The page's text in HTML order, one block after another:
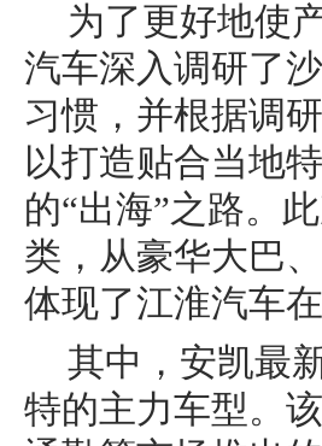
为了更好地使
汽车深入调研了
习惯，并根据调
以打造贴合当地
的“出海”之路。
类，从豪华大巴
体现了江淮汽车
其中，安凯最
特的主力车型。